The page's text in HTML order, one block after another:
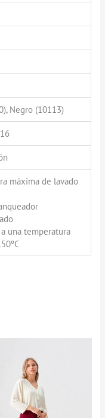
Negro (10113)
máxima de lavado
una temperatura